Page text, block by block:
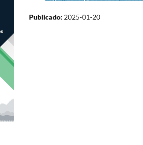
Publicado: 2025-01-20